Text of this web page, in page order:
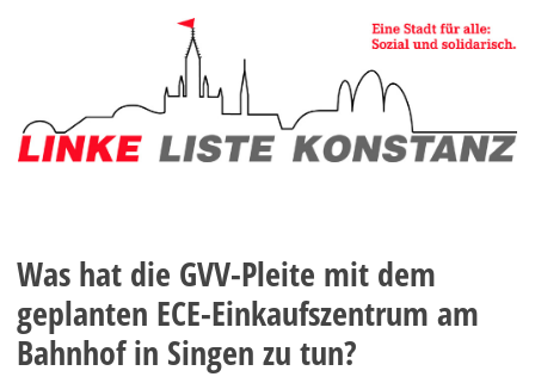
Was hat die GVV-Pleite mit dem
geplanten ECE-Einkaufszentrum am
Bahnhof in Singen zu tun?